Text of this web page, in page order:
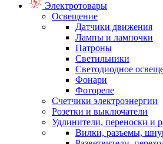
Электротовары
Освещение
Датчики движения
Лампы и лампочки
Патроны
Светильники
Светодиодное
Фонари
Фотореле
Счетчики электроэнергии
Розетки и выключатели
Удлинители, переноски и
Вилки, разъемы,